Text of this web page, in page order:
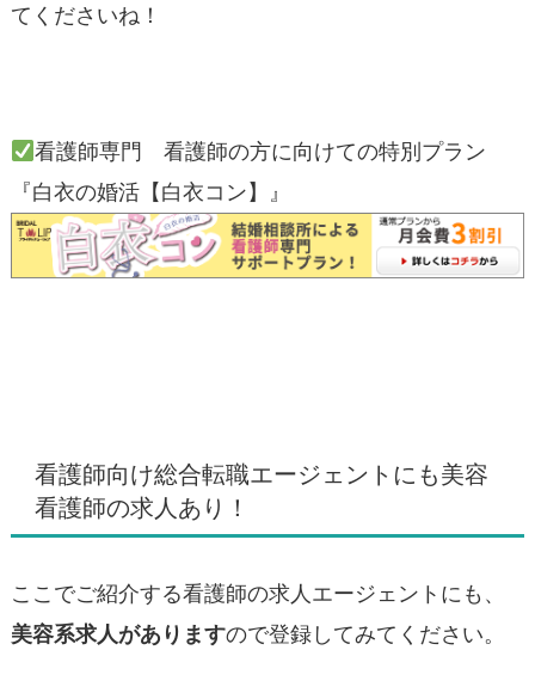
てくださいね！
看護師専門 看護師の方に向けての特別プラン
『白衣の婚活【白衣コン】』
看護師向け総合転職エージェントにも美容
看護師の求人あり！
ここでご紹介する看護師の求人エージェントにも、
美容系求人がありますので登録してみてください。